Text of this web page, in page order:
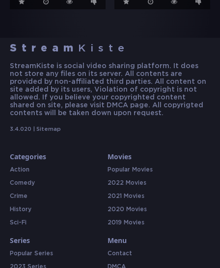
Stream Kiste
StreamKiste is social video sharing platform. It does
not store any files on its server. All contents are
provided by non-affiliated third parties. All content on
site added by its users, Violation of copyright is not
allowed. If you believe your copyrighted content
shared on site, please visit DMCA page. All copyrigted
contents will be taken down upon request.
3.4.020 | Sitemap
Categories
Action
Comedy
Crime
History
Sci-Fi
Movies
Popular Movies
2022 Movies
2021 Movies
2020 Movies
2019 Movies
Series
Popular Series
2023 Series
Menu
Contact
DMCA